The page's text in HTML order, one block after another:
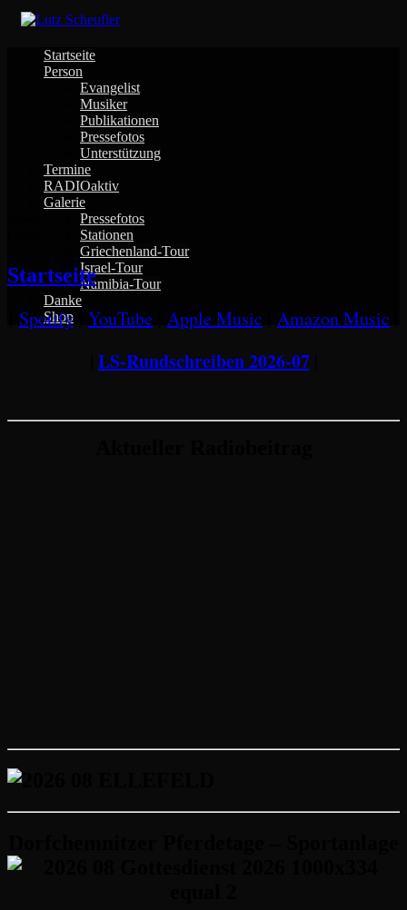
Skip
content
Startseite
Person
Evangelist
Musiker
Publikationen
Pressefotos
Unterstützung
Termine
RADIOaktiv
Galerie
Pressefotos
Stationen
Griechenland-Tour
Israel-Tour
Namibia-Tour
Danke
Shop
Startseite
Spotify YouTube Apple Music Amazon Music
LS-Rundschreiben 2026-07|